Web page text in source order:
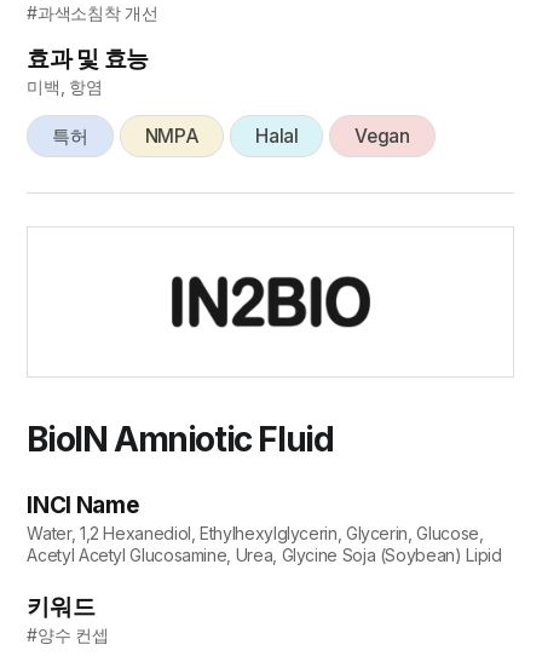
#과색소침착 개선
효과 및 효능
미백, 항염
특허 NMPA Halal Vegan
BioIN Amniotic Fluid
INCI Name
Water, 1,2 Hexanediol, Ethylhexylglycerin, Glycerin, Glucose,
Acetyl Acetyl Glucosamine, Urea, Glycine Soja (Soybean) Lipid
키워드
#양수 컨셉